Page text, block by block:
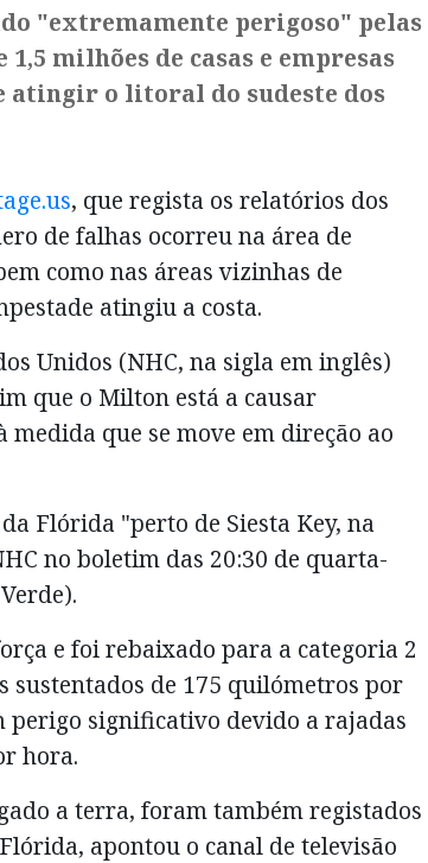
"extremamente perigoso" pelas
milhões de casas e empresas
atingir o litoral do sudeste dos
, que regista os relatórios dos
de falhas ocorreu na área de
como nas áreas vizinhas de
atingiu a costa.
Unidos (NHC, na sigla em inglês)
que o Milton está a causar
medida que se move em direção ao
Flórida "perto de Siesta Key, na
no boletim das 20:30 de quarta-
e foi rebaixado para a categoria 2
sustentados de 175 quilómetros por
perigo significativo devido a rajadas
hora.
a terra, foram também registados
apontou o canal de televisão